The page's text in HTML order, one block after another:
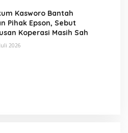
Kasworo Bantah
Pihak Epson, Sebut
Koperasi Masih Sah
2026